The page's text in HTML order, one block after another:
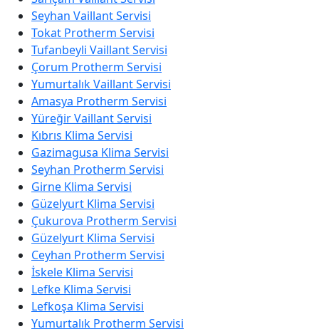
Seyhan Vaillant Servisi
Tokat Protherm Servisi
Tufanbeyli Vaillant Servisi
Çorum Protherm Servisi
Yumurtalık Vaillant Servisi
Amasya Protherm Servisi
Yüreğir Vaillant Servisi
Kıbrıs Klima Servisi
Gazimagusa Klima Servisi
Seyhan Protherm Servisi
Girne Klima Servisi
Güzelyurt Klima Servisi
Çukurova Protherm Servisi
Güzelyurt Klima Servisi
Ceyhan Protherm Servisi
İskele Klima Servisi
Lefke Klima Servisi
Lefkoşa Klima Servisi
Yumurtalık Protherm Servisi